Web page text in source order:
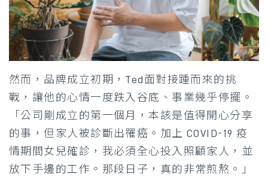
然而，品牌成立初期，Ted面對接踵而來的挑
戰，讓他的心情一度跌入谷底、事業幾乎停擺。
「公司剛成立的第一個月，本該是值得開心分享
的事，但家人被診斷出罹癌。加上 COVID-19 疫
情期間女兒確診，我必須全心投入照顧家人，並
放下手邊的工作。那段日子，真的非常煎熬。」